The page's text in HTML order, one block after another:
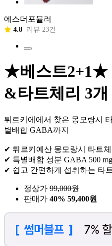
에스더포뮬러
4.8 리뷰 23건
★베스트2+1★
&타트체리 3개
튀르키에에서 찾은 몽모랑시
별배합 GABA까지
✔ 튀르키예산 몽모랑시 타트체
✔ 특별배합 성분 GABA 500 mg
✔ 쉽고 간편하게 섭취하는 타
정상가 99,000원
판매가 40% 59,400원